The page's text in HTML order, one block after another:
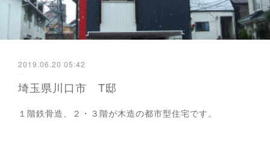
2019.06.20 05:42
埼玉県川口市 T邸
１階鉄骨造、２・３階が木造の都市型住宅です。